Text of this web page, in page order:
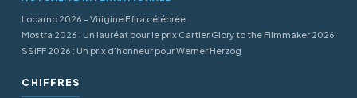
Locarno 2026 - Virigine Efira célébrée
Mostra 2026 : Un lauréat pour le prix Cartier Glory to the Filmmaker 2026
SSIFF 2026 : Un prix d’honneur pour Werner Herzog
CHIFFRES